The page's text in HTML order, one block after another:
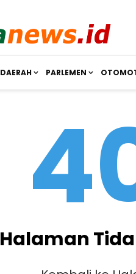
DAERAH PARLEMEN
Halaman